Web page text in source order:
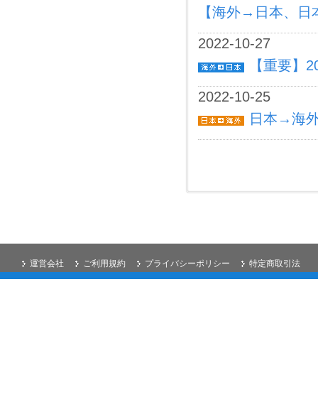
【海外→日本、
2022-10-27
【重要】
2022-10-25
日本→海
特定商取引法
プライバシーポリシー
ご利用規約
運営会社